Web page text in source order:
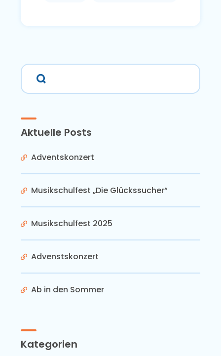
Aktuelle Posts
Adventskonzert
Musikschulfest „Die Glückssucher“
Musikschulfest 2025
Advenstskonzert
Ab in den Sommer
Kategorien